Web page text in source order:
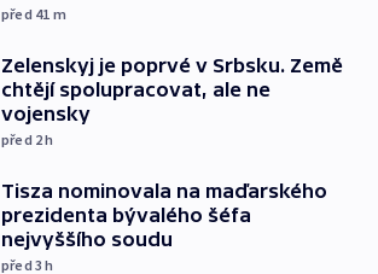
před 41 m
Zelenskyj je poprvé v Srbsku. Země
chtějí spolupracovat, ale ne
vojensky
před 2h
Tisza nominovala na maďarského
prezidenta bývalého šéfa
nejvyššího soudu
před 3h